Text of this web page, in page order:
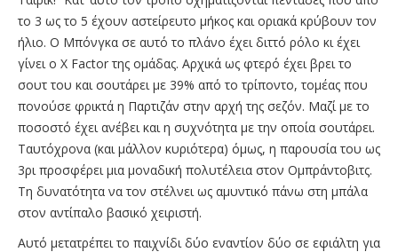
το 3 ως το 5 έχουν αστείρευτο μήκος και οριακά κρύβουν τον
ήλιο. Ο Μπόνγκα σε αυτό το πλάνο έχει διττό ρόλο κι έχει
γίνει ο X Factor της ομάδας. Αρχικά ως φτερό έχει βρει το
σουτ του και σουτάρει με 39% από το τρίποντο, τομέας που
πονούσε φρικτά η Παρτιζάν στην αρχή της σεζόν. Μαζί με το
ποσοστό έχει ανέβει και η συχνότητα με την οποία σουτάρει.
Ταυτόχρονα (και μάλλον κυριότερα) όμως, η παρουσία του ως
3ρι προσφέρει μια μοναδική πολυτέλεια στον Ομπράντοβιτς.
Τη δυνατότητα να τον στέλνει ως αμυντικό πάνω στη μπάλα
στον αντίπαλο βασικό χειριστή.
Αυτό μετατρέπει το παιχνίδι δύο εναντίον δύο σε εφιάλτη για